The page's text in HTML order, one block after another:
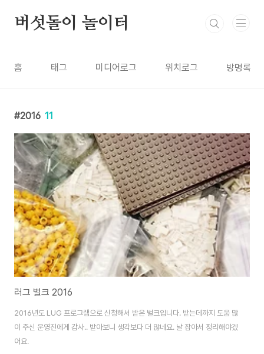
버섯돌이 놀이터
홈 태그 미디어로그 위치로그 방명록
2016 11
러그 벌크 2016
2016년도 LUG 프로그램으로 신청해서 받은 벌크입니다. 받는데까지 도움 많
이 주신 운영진에게 감사.. 받아보니 생각보다 더 많네요. 날 잡아서 정리해야겠
어요.